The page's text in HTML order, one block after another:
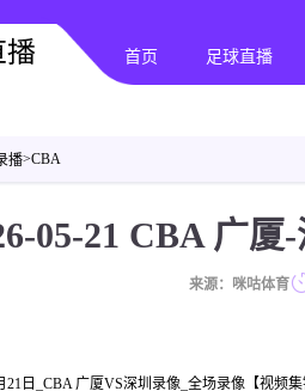
首页 足球直播
播>CBA
05-21 CBA 广
来源：咪咕体育
21日_CBA 广厦VS深圳录像_全场录像【视频集